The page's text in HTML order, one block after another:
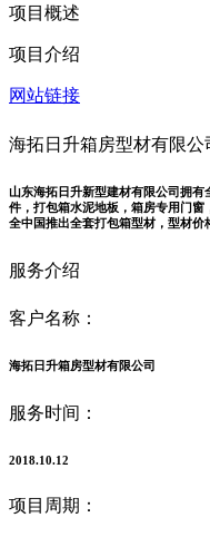
项目概述
项目介绍
网站链接
海拓日升箱房型材有限公
山东海拓日升新型建材有限公司拥
件，打包箱水泥地板，箱房专用门
全中国推出全套打包箱型材，型材
服务介绍
客户名称：
海拓日升箱房型材有限公司
服务时间：
2018.10.12
项目周期：